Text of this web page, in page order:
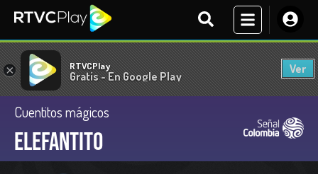
× RTVCPlay
Gratis - En Google Play
Ver
Cuentitos mágicos
Elefantito